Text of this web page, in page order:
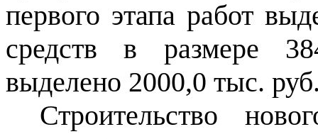
первого этапа работ
средств в размере
выделено 2000,0 тыс.
Строительство